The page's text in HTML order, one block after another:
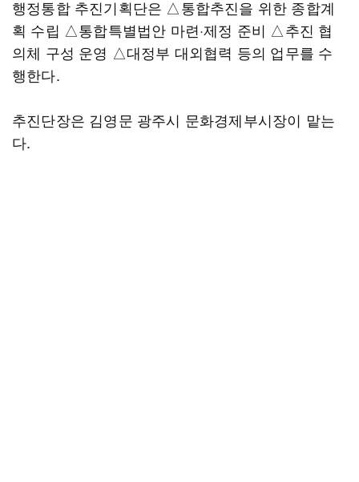
행정통합 추진기획단은 △통합추진을 위한 종합계
획 수립 △통합특별법안 마련·제정 준비 △추진 협
의체 구성 운영 △대정부 대외협력 등의 업무를 수
행한다.
추진단장은 김영문 광주시 문화경제부시장이 맡는
다.